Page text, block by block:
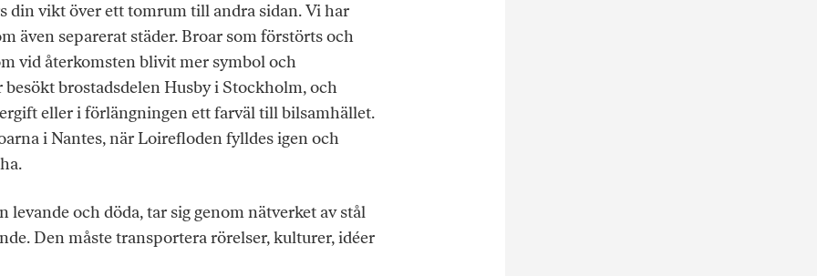
din vikt över ett tomrum till andra sidan. Vi har
även separerat städer. Broar som förstörts och
vid återkomsten blivit mer symbol och
brostadsdelen Husby i Stockholm, och
eller i förlängningen ett farväl till bilsamhället.
i Nantes, när Loirefloden fylldes igen och
och döda, tar sig genom nätverket av stål
Den måste transportera rörelser, kulturer, idéer